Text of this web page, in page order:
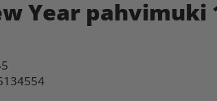
Year pahvimuki